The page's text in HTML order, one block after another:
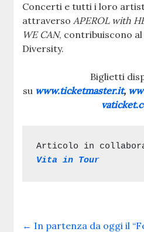
Concerti e tutti i loro
attraversoAPEROL with
WE CAN, contribuiscono
Diversity.
Biglietti
su www.ticketmaster.it,
Articolo in
Vita in Tour
← In partenza da oggi il